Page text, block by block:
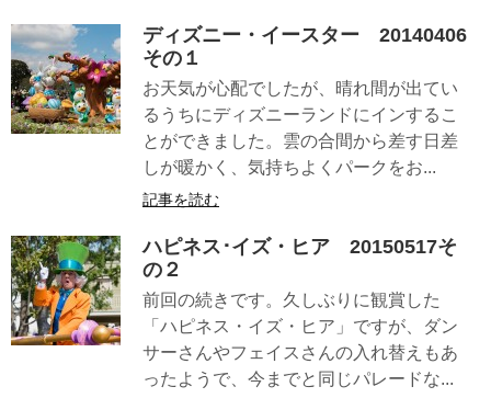
ディズニー・イースター 20140406
その１
お天気が心配でしたが、晴れ間が出てい
るうちにディズニーランドにインするこ
とができました。雲の合間から差す日差
しが暖かく、気持ちよくパークをお...
記事を読む
ハピネス･イズ・ヒア 20150517そ
の２
前回の続きです。久しぶりに観賞した
「ハピネス・イズ・ヒア」ですが、ダン
サーさんやフェイスさんの入れ替えもあ
ったようで、今までと同じパレードな...